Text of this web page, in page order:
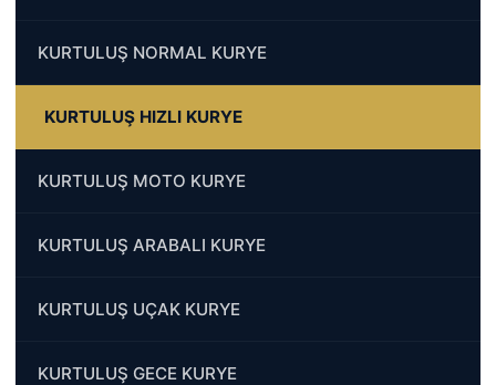
KURTULUŞ NORMAL KURYE
KURTULUŞ HIZLI KURYE
KURTULUŞ MOTO KURYE
KURTULUŞ ARABALI KURYE
KURTULUŞ UÇAK KURYE
KURTULUŞ GECE KURYE